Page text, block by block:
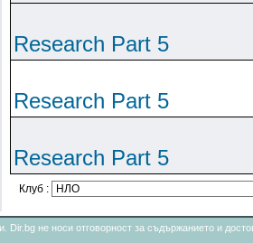
Research Part 5
Research Part 5
Research Part 5
Клуб :
Dir.bg не носи отговорност за съдържанието и